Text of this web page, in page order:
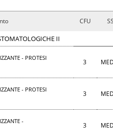
CFU
II
- PROTESI
3
- PROTESI
3
-
3